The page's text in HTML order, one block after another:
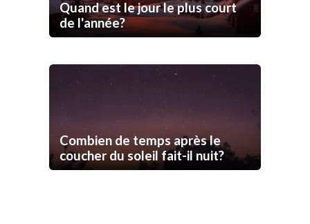
Quand est le jour le plus court
de l'année?
Combien de temps après le
coucher du soleil fait-il nuit?